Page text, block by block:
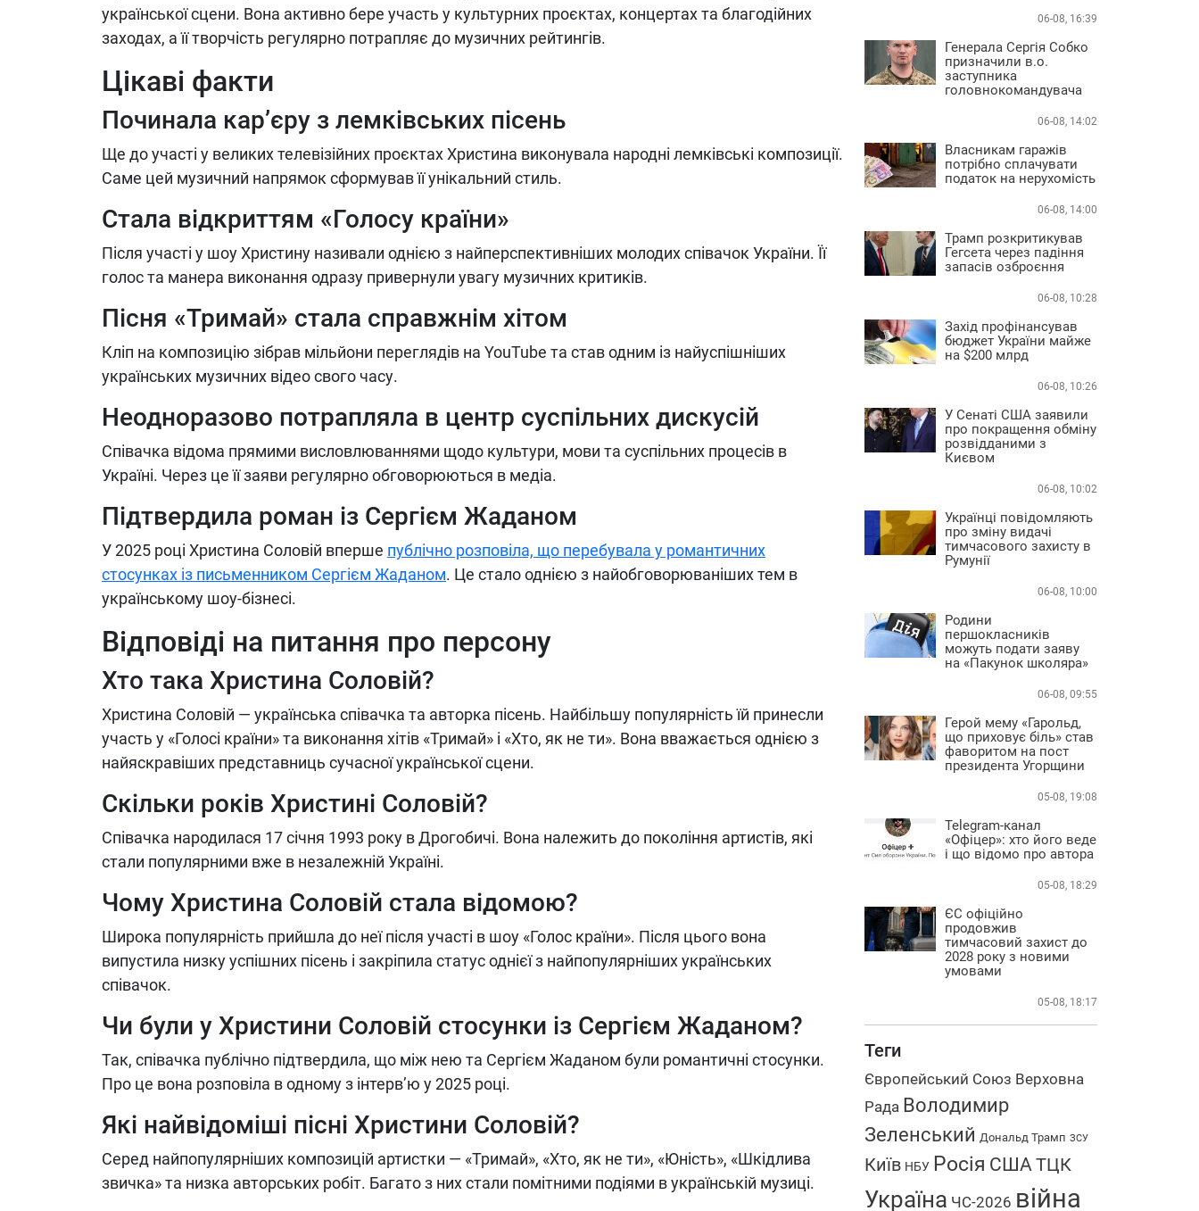
української сцени. Вона активно бере участь у культурних проєктах, концертах та благодійних
заходах, а її творчість регулярно потрапляє до музичних рейтингів.
Цікаві факти
Починала кар’єру з лемківських пісень
Ще до участі у великих телевізійних проєктах Христина виконувала народні лемківські композиції.
Саме цей музичний напрямок сформував її унікальний стиль.
Стала відкриттям «Голосу країни»
Після участі у шоу Христину називали однією з найперспективніших молодих співачок України. Її
голос та манера виконання одразу привернули увагу музичних критиків.
Пісня «Тримай» стала справжнім хітом
Кліп на композицію зібрав мільйони переглядів на YouTube та став одним із найуспішніших
українських музичних відео свого часу.
Неодноразово потрапляла в центр суспільних дискусій
Співачка відома прямими висловлюваннями щодо культури, мови та суспільних процесів в
Україні. Через це її заяви регулярно обговорюються в медіа.
Підтвердила роман із Сергієм Жаданом
У 2025 році Христина Соловій вперше публічно розповіла, що перебувала у романтичних
стосунках із письменником Сергієм Жаданом. Це стало однією з найобговорюваніших тем в
українському шоу-бізнесі.
Відповіді на питання про персону
Хто така Христина Соловій?
Христина Соловій — українська співачка та авторка пісень. Найбільшу популярність їй принесли
участь у «Голосі країни» та виконання хітів «Тримай» і «Хто, як не ти». Вона вважається однією з
найяскравіших представниць сучасної української сцени.
Скільки років Христині Соловій?
Співачка народилася 17 січня 1993 року в Дрогобичі. Вона належить до покоління артистів, які
стали популярними вже в незалежній Україні.
Чому Христина Соловій стала відомою?
Широка популярність прийшла до неї після участі в шоу «Голос країни». Після цього вона
випустила низку успішних пісень і закріпила статус однієї з найпопулярніших українських
співачок.
Чи були у Христини Соловій стосунки із Сергієм Жаданом?
Так, співачка публічно підтвердила, що між нею та Сергієм Жаданом були романтичні стосунки.
Про це вона розповіла в одному з інтерв’ю у 2025 році.
Які найвідоміші пісні Христини Соловій?
Серед найпопулярніших композицій артистки — «Тримай», «Хто, як не ти», «Юність», «Шкідлива
звичка» та низка авторських робіт. Багато з них стали помітними подіями в українській музиці.
06-08, 16:39
Генерала Сергія Собко
призначили в.о.
заступника
головнокомандувача
06-08, 14:02
Власникам гаражів
потрібно сплачувати
податок на нерухомість
06-08, 14:00
Трамп розкритикував
Гегсета через падіння
запасів озброєння
06-08, 10:28
Захід профінансував
бюджет України майже
на $200 млрд
06-08, 10:26
У Сенаті США заявили
про покращення обміну
розвідданими з
Києвом
06-08, 10:02
Українці повідомляють
про зміну видачі
тимчасового захисту в
Румунії
06-08, 10:00
Родини
першокласників
можуть подати заяву
на «Пакунок школяра»
06-08, 09:55
Герой мему «Гарольд,
що приховує біль» став
фаворитом на пост
президента Угорщини
05-08, 19:08
Telegram-канал
«Офіцер»: хто його веде
і що відомо про автора
05-08, 18:29
ЄС офіційно
продовжив
тимчасовий захист до
2028 року з новими
умовами
05-08, 18:17
Теги
Європейський Союз Верховна
Рада Володимир
Зеленський Дональд Трамп ЗСУ
Київ НБУ Росія США ТЦК
Україна ЧС-2026 війна